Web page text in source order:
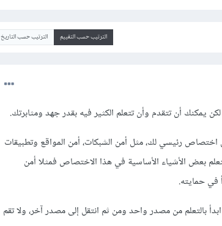
الترتيب حسب التقييم الترتيب حسب التاريخ
يمكنك أن تتقدم وأن تتعلم الكثير فيه بقدر جهد ومثابرتك.
رئيسي لك، مثل أمن الشبكات، أمن المواقع وتطبيقات
بعض الأشياء الأساسية في هذا الاختصاص فمثلا أمن
في حمايته.
بالتعلم من مصدر واحد ومن ثم انتقل إلى مصدر آخر، ولا تقم